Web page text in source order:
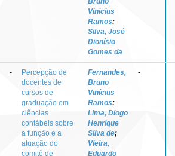
Vinícius
Ramos;
Silva, José
Dionísio
Gomes da
-
Percepção de
docentes de
cursos de
graduação em
ciências
contábeis sobre
a função e a
atuação do
comitê de
Fernandes,
Bruno
Vinícius
Ramos;
Lima, Diogo
Henrique
Silva de;
Vieira,
Eduardo
-